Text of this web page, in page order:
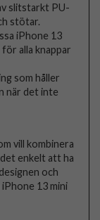
slitstarkt PU-
stötar.
iPhone 13
alla knappar
som håller
när det inte
vill kombinera
enkelt att ha
och
13 mini